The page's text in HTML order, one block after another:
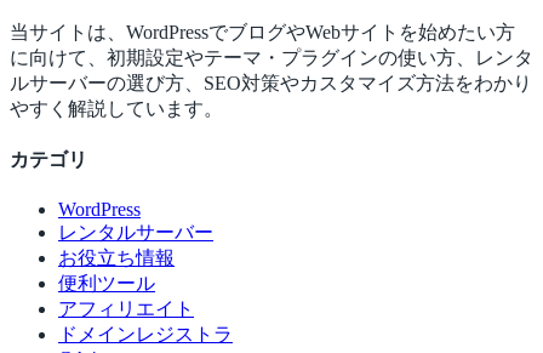
当サイトは、WordPressでブログやWebサイトを始めたい方
に向けて、初期設定やテーマ・プラグインの使い方、レンタ
ルサーバーの選び方、SEO対策やカスタマイズ方法をわかり
やすく解説しています。
カテゴリ
WordPress
レンタルサーバー
お役立ち情報
便利ツール
アフィリエイト
ドメインレジストラ